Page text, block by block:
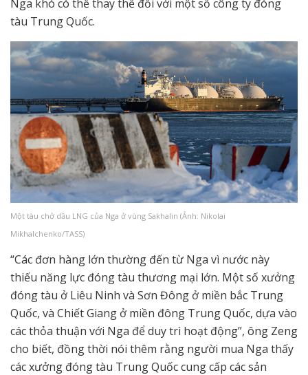
Nga khó có thể thay thế đối với một số công ty đóng
tàu Trung Quốc.
Một tàu chở dầu LNG của Nga ở vùng Sakhalin (Ảnh: Nikolai
Mikhalchenko/TASS)
“Các đơn hàng lớn thường đến từ Nga vì nước này
thiếu năng lực đóng tàu thương mại lớn. Một số xưởng
đóng tàu ở Liêu Ninh và Sơn Đông ở miền bắc Trung
Quốc, và Chiết Giang ở miền đông Trung Quốc, dựa vào
các thỏa thuận với Nga để duy trì hoạt động”, ông Zeng
cho biết, đồng thời nói thêm rằng người mua Nga thấy
các xưởng đóng tàu Trung Quốc cung cấp các sản